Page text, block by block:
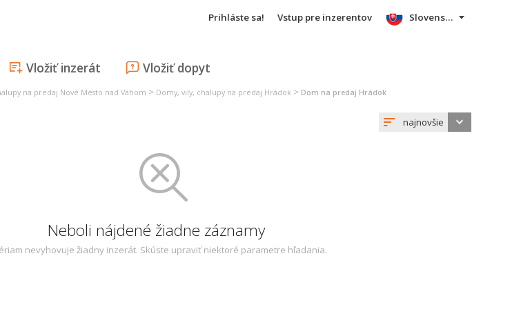
Prihláste sa! Vstup pre inzerentov
Vložiť inzerát Vložiť dopyt
Slovensky
na predaj Nové Mesto nad Váhom > Domy, vily, chalupy na predaj Hrádok > Dom na predaj Hrádok
najnovšie
Neboli nájdené žiadne záznamy
nevyhovuje žiadny inzerát. Skúste upraviť niektoré parametre hľadania.